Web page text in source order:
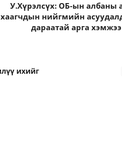
У.Хүрэлсүх: ОБ-ын албаны
хаагчдын нийгмийн
дараатай арга
ихийг